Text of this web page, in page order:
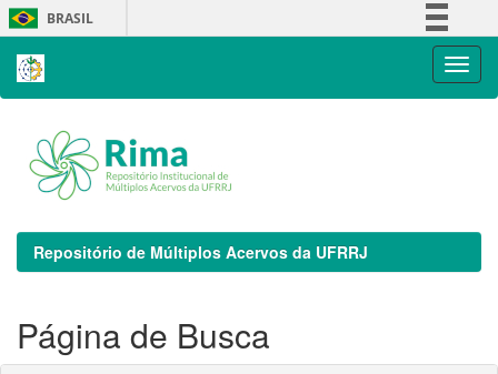
Skip
navigation
BRASIL
Repositório de Múltiplos Acervos da UFRRJ
Página de Busca